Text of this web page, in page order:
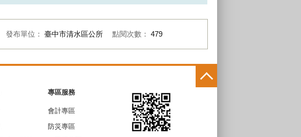
發布單位： 臺中市清水區公所 點閱次數： 479
專區服務
會計專區
防災專區